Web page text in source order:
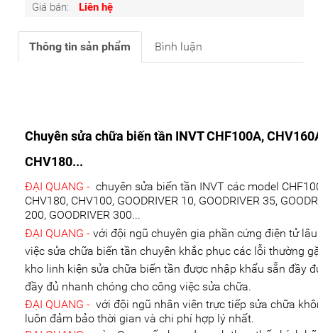
Giá bán: Liên hệ
Thông tin sản phẩm Bình luận
Chuyên sửa chữa biến tần INVT CHF100A,
CHV180...
ĐẠI QUANG - chuyên sửa biến tần INVT các model
CHV180, CHV100, GOODRIVER 10, GOODRIVER 35,
200, GOODRIVER 300...
ĐẠI QUANG - với đội ngũ chuyên gia phần cứng điện tử
việc sửa chữa biến tần chuyên khắc phục các lỗi thường
kho linh kiện sửa chữa biến tần được nhập khẩu sẵn đầy
đầy đủ nhanh chóng cho công việc sửa chữa.
ĐẠI QUANG - với đội ngũ nhân viên trực tiếp sửa chữa
luôn đảm bảo thời gian và chi phí hợp lý nhất.